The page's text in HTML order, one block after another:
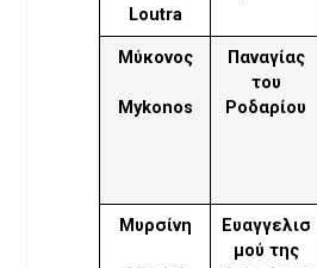
Loutra
Μύκονος
Mykonos
Παναγίας
του
Ροδαρίου
Μυρσίνη
Ευαγγελισ
μού της